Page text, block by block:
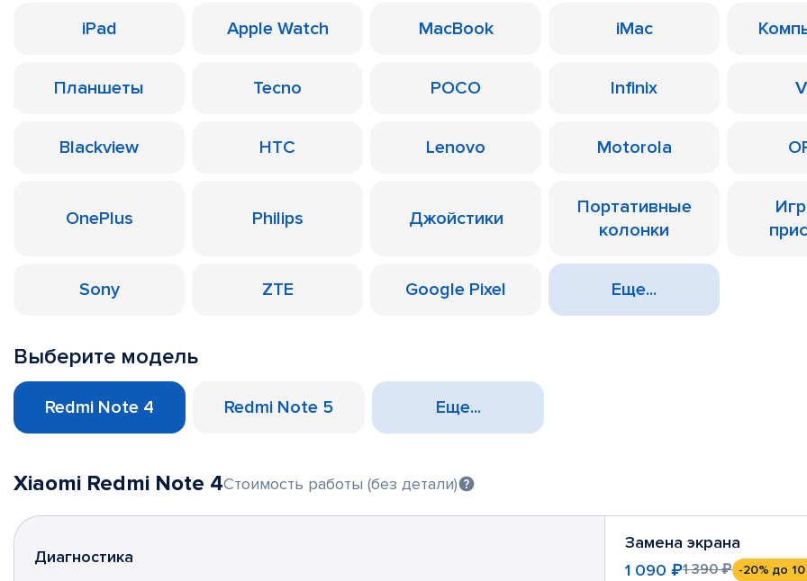
iPad Apple Watch MacBook iMac
Планшеты Tecno POCO Infinix
Blackview HTC Lenovo Motorola
OnePlus Philips Джойстики
Портативные
колонки
Sony ZTE Google Pixel Еще...
Выберите модель
Redmi Note 4 Redmi Note 5 Еще...
Xiaomi Redmi Note 4Стоимость работы (без детали)
Диагностика
Замена экрана
1 090 ₽1 390 ₽ -20% до 10